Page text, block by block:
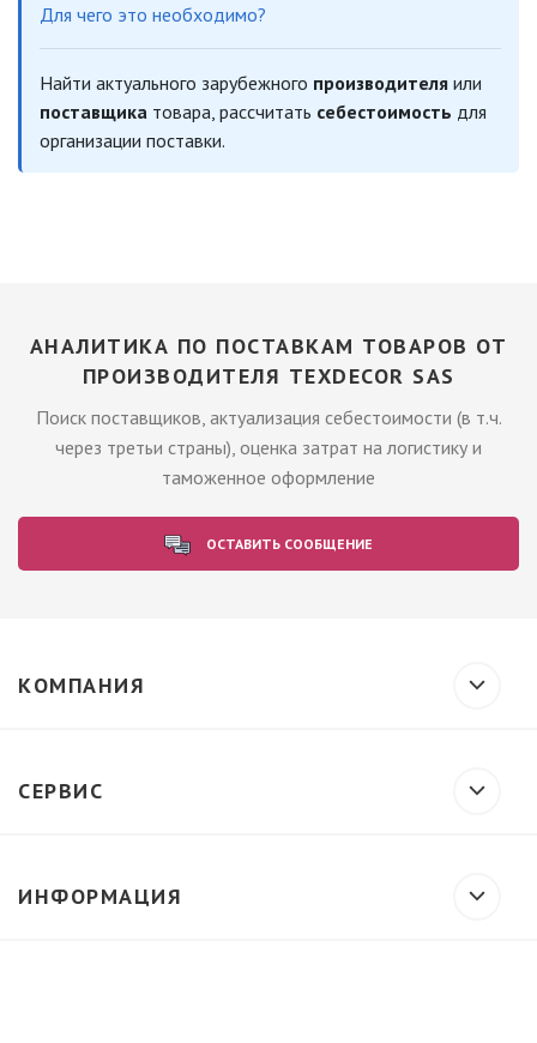
Для чего это необходимо?
Найти актуального зарубежного производителя или
поставщика товара, рассчитать себестоимость для
организации поставки.
АНАЛИТИКА ПО ПОСТАВКАМ ТОВАРОВ ОТ
ПРОИЗВОДИТЕЛЯ TEXDECOR SAS
Поиск поставщиков, актуализация себестоимости (в т.ч.
через третьи страны), оценка затрат на логистику и
таможенное оформление
ОСТАВИТЬ СООБЩЕНИЕ
КОМПАНИЯ
СЕРВИС
ИНФОРМАЦИЯ